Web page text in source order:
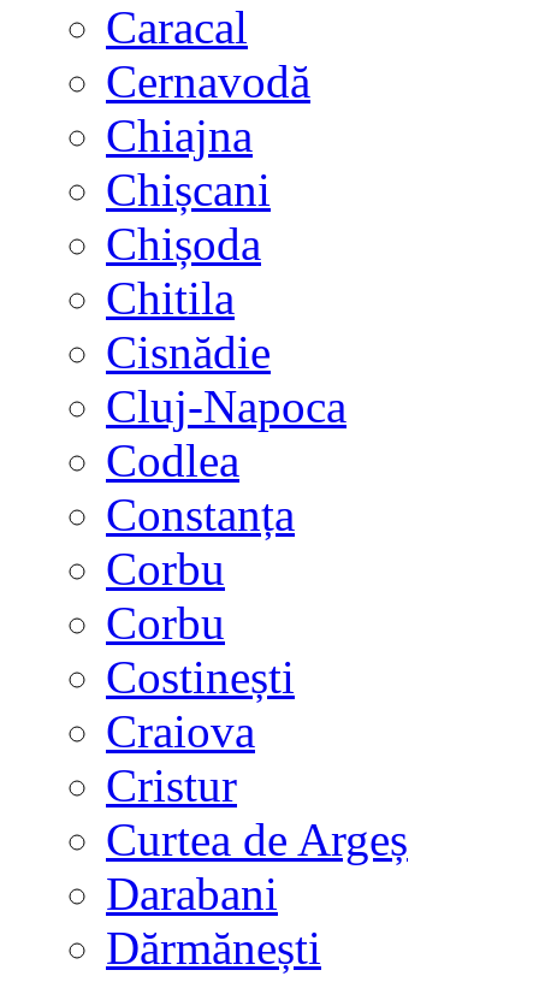
Caracal
Cernavodă
Chiajna
Chișcani
Chișoda
Chitila
Cisnădie
Cluj-Napoca
Codlea
Constanța
Corbu
Corbu
Costinești
Craiova
Cristur
Curtea de Argeș
Darabani
Dărmănești